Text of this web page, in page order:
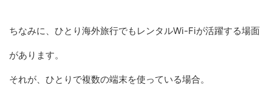
ちなみに、ひとり海外旅行でもレンタルWi-Fiが活躍する場面
があります。
それが、ひとりで複数の端末を使っている場合。